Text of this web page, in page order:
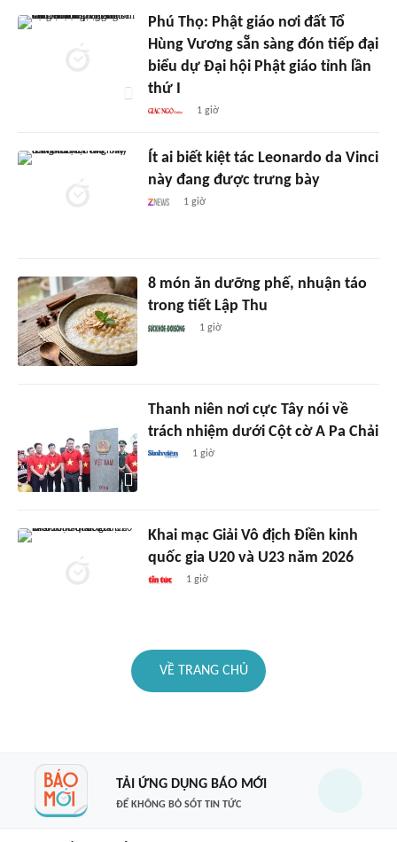
Phú Thọ: Phật giáo nơi đất Tổ
Hùng Vương sẵn sàng đón tiếp đại
biểu dự Đại hội Phật giáo tỉnh lần
thứ I
1 giờ
Ít ai biết kiệt tác Leonardo da Vinci
này đang được trưng bày
1 giờ
8 món ăn dưỡng phế, nhuận táo
trong tiết Lập Thu
1 giờ
Thanh niên nơi cực Tây nói về
trách nhiệm dưới Cột cờ A Pa Chải
1 giờ
Khai mạc Giải Vô địch Điền kinh
quốc gia U20 và U23 năm 2026
1 giờ
VỀ TRANG CHỦ
TẢI ỨNG DỤNG BÁO MỚI
ĐỂ KHÔNG BỎ SÓT TIN TỨC